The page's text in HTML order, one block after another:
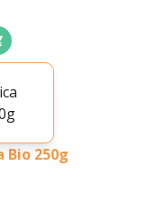
Bio 250g